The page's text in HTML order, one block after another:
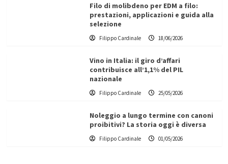
Filo di molibdeno per EDM a filo:
prestazioni, applicazioni e guida alla
selezione
Filippo Cardinale 18/06/2026
Vino in Italia: il giro d’affari
contribuisce all’1,1% del PIL
nazionale
Filippo Cardinale 25/05/2026
Noleggio a lungo termine con canoni
proibitivi? La storia oggi è diversa
Filippo Cardinale 01/05/2026